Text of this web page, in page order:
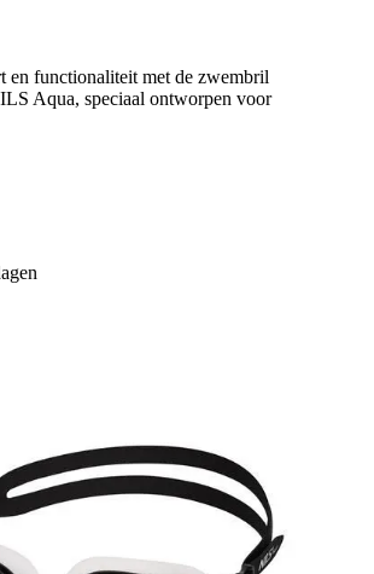
en functionaliteit met de zwembril
Aqua, speciaal ontworpen voor